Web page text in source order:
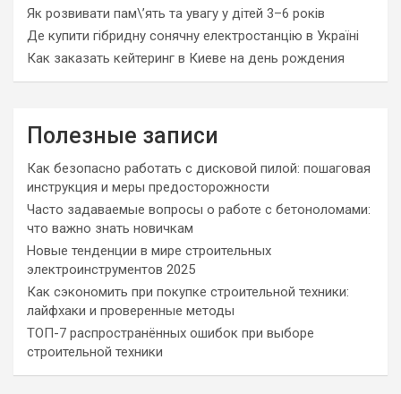
Як розвивати пам\’ять та увагу у дітей 3–6 років
Де купити гібридну сонячну електростанцію в Україні
Как заказать кейтеринг в Киеве на день рождения
Полезные записи
Как безопасно работать с дисковой пилой: пошаговая
инструкция и меры предосторожности
Часто задаваемые вопросы о работе с бетоноломами:
что важно знать новичкам
Новые тенденции в мире строительных
электроинструментов 2025
Как сэкономить при покупке строительной техники:
лайфхаки и проверенные методы
ТОП-7 распространённых ошибок при выборе
строительной техники